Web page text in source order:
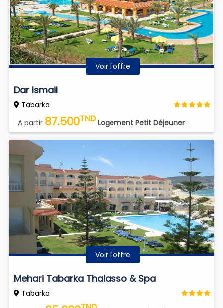
Voir l'offre
Dar Ismail
Tabarka
A partir 87.500TND Logement Petit Déjeuner
Voir l'offre
Mehari Tabarka Thalasso & Spa
Tabarka